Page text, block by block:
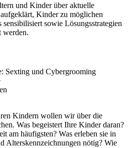
und Kinder über aktuelle
aufgeklärt, Kinder zu möglichen
sowie Lösungsstrategien
werden.
Sexting und Cybergrooming
Kindern wollen wir über die
Was begeistert Ihre Kinder daran?
am häufigsten? Was erleben sie in
Alterskennzeichnungen nötig? Wie